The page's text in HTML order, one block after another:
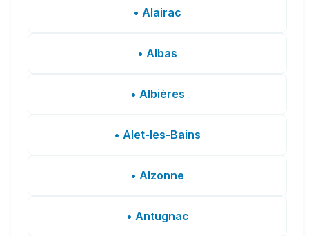
• Alairac
• Albas
• Albières
• Alet-les-Bains
• Alzonne
• Antugnac